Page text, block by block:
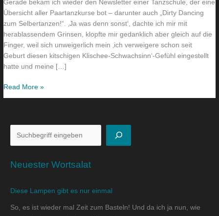
Gerade bekam ich wieder den Newsletter einer Tanzschule, der eine
Übersicht aller Paartanzkurse bot – darunter auch „Dirty Dancing
zum Selbertanzen!“. ‚Ja was denn sonst‘, dachte ich mir mit
herablassendem Grinsen, klopfte mir gedanklich aber gleich auf die
Finger, weil sich unweigerlich mein ‚ich verweigere schon seit
Geburt diesen kitschigen Klischee-Schwachsinn‘-Gefühl eingestellt
hatte und meine […]
Read More »
Neuester Wortsalat
Diese Lampen gibt es nur einmal
So, es ist wieder mal Zeit zum Basteln! Und da ich ja nun, wie